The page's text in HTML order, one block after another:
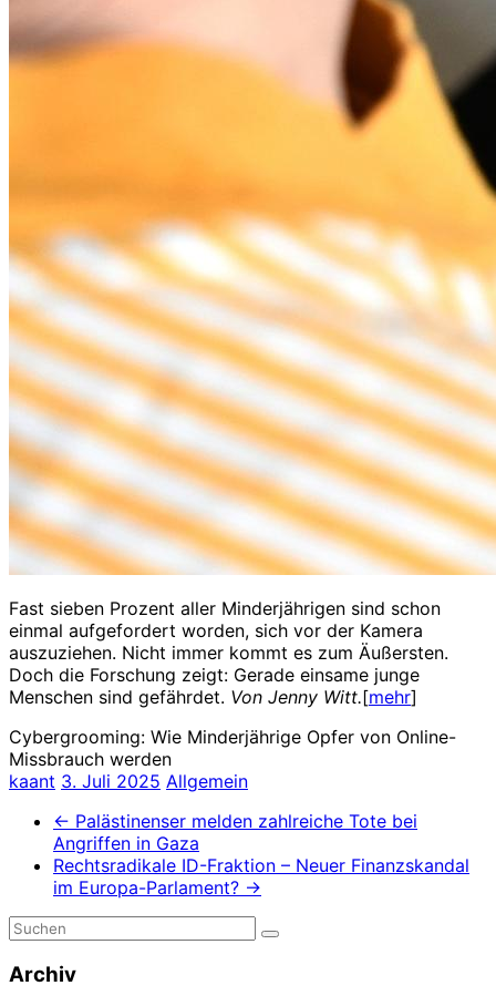
Fast sieben Prozent aller Minderjährigen sind schon
einmal aufgefordert worden, sich vor der Kamera
auszuziehen. Nicht immer kommt es zum Äußersten.
Doch die Forschung zeigt: Gerade einsame junge
Menschen sind gefährdet. Von Jenny Witt.[mehr]
Cybergrooming: Wie Minderjährige Opfer von Online-
Missbrauch werden
kaant 3. Juli 2025 Allgemein
← Palästinenser melden zahlreiche Tote bei
Angriffen in Gaza
Rechtsradikale ID-Fraktion – Neuer Finanzskandal
im Europa-Parlament? →
Archiv